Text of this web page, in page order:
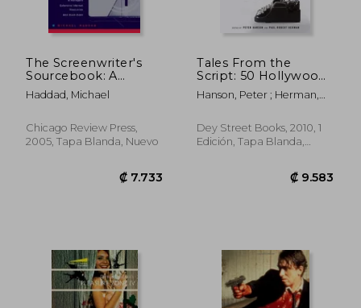
The Screenwriter's
Sourcebook: A
Comprehensive
Marketing Guide for
Writers (en Inglés)
Haddad, Michael
Chicago Review Press,
2005, Tapa Blanda, Nuevo
Tales From the
Script: 50 Hollywood
Screenwriters Share
Their Stories (en
Hanson, Peter ; Herman,
Dey Street Books, 2010, 1
Edición, Tapa Blanda,